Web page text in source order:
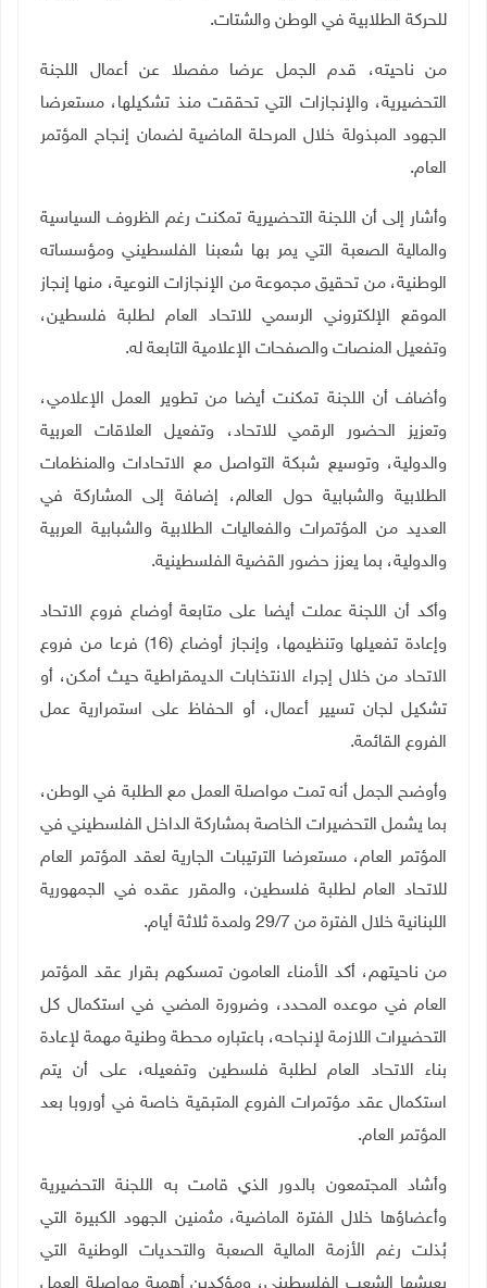
للحركة الطلابية في الوطن والشتات.
من ناحيته، قدم الجمل عرضا مفصلا عن أعمال اللجنة
التحضيرية، والإنجازات التي تحققت منذ تشكيلها، مستعرضا
الجهود المبذولة خلال المرحلة الماضية لضمان إنجاح المؤتمر
العام.
وأشار إلى أن اللجنة التحضيرية تمكنت رغم الظروف السياسية
والمالية الصعبة التي يمر بها شعبنا الفلسطيني ومؤسساته
الوطنية، من تحقيق مجموعة من الإنجازات النوعية، منها إنجاز
الموقع الإلكتروني الرسمي للاتحاد العام لطلبة فلسطين،
وتفعيل المنصات والصفحات الإعلامية التابعة له.
وأضاف أن اللجنة تمكنت أيضا من تطوير العمل الإعلامي،
وتعزيز الحضور الرقمي للاتحاد، وتفعيل العلاقات العربية
والدولية، وتوسيع شبكة التواصل مع الاتحادات والمنظمات
الطلابية والشبابية حول العالم، إضافة إلى المشاركة في
العديد من المؤتمرات والفعاليات الطلابية والشبابية العربية
والدولية، بما يعزز حضور القضية الفلسطينية.
وأكد أن اللجنة عملت أيضا على متابعة أوضاع فروع الاتحاد
وإعادة تفعيلها وتنظيمها، وإنجاز أوضاع (16) فرعا من فروع
الاتحاد من خلال إجراء الانتخابات الديمقراطية حيث أمكن، أو
تشكيل لجان تسيير أعمال، أو الحفاظ على استمرارية عمل
الفروع القائمة.
وأوضح الجمل أنه تمت مواصلة العمل مع الطلبة في الوطن،
بما يشمل التحضيرات الخاصة بمشاركة الداخل الفلسطيني في
المؤتمر العام، مستعرضا الترتيبات الجارية لعقد المؤتمر العام
للاتحاد العام لطلبة فلسطين، والمقرر عقده في الجمهورية
اللبنانية خلال الفترة من 29/7 ولمدة ثلاثة أيام.
من ناحيتهم، أكد الأمناء العامون تمسكهم بقرار عقد المؤتمر
العام في موعده المحدد، وضرورة المضي في استكمال كل
التحضيرات اللازمة لإنجاحه، باعتباره محطة وطنية مهمة لإعادة
بناء الاتحاد العام لطلبة فلسطين وتفعيله، على أن يتم
استكمال عقد مؤتمرات الفروع المتبقية خاصة في أوروبا بعد
المؤتمر العام.
وأشاد المجتمعون بالدور الذي قامت به اللجنة التحضيرية
وأعضاؤها خلال الفترة الماضية، مثمنين الجهود الكبيرة التي
بُذلت رغم الأزمة المالية الصعبة والتحديات الوطنية التي
يعيشها الشعب الفلسطيني، ومؤكدين أهمية مواصلة العمل